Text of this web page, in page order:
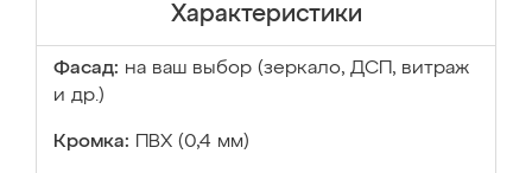
Характеристики
Фасад: на ваш выбор (зеркало, ДСП, витраж
и др.)
Кромка: ПВХ (0,4 мм)